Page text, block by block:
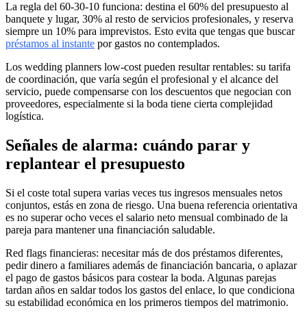
La regla del 60-30-10 funciona: destina el 60% del presupuesto al
banquete y lugar, 30% al resto de servicios profesionales, y reserva
siempre un 10% para imprevistos. Esto evita que tengas que buscar
préstamos al instante por gastos no contemplados.
Los wedding planners low-cost pueden resultar rentables: su tarifa
de coordinación, que varía según el profesional y el alcance del
servicio, puede compensarse con los descuentos que negocian con
proveedores, especialmente si la boda tiene cierta complejidad
logística.
Señales de alarma: cuándo parar y
replantear el presupuesto
Si el coste total supera varias veces tus ingresos mensuales netos
conjuntos, estás en zona de riesgo. Una buena referencia orientativa
es no superar ocho veces el salario neto mensual combinado de la
pareja para mantener una financiación saludable.
Red flags financieras: necesitar más de dos préstamos diferentes,
pedir dinero a familiares además de financiación bancaria, o aplazar
el pago de gastos básicos para costear la boda. Algunas parejas
tardan años en saldar todos los gastos del enlace, lo que condiciona
su estabilidad económica en los primeros tiempos del matrimonio.